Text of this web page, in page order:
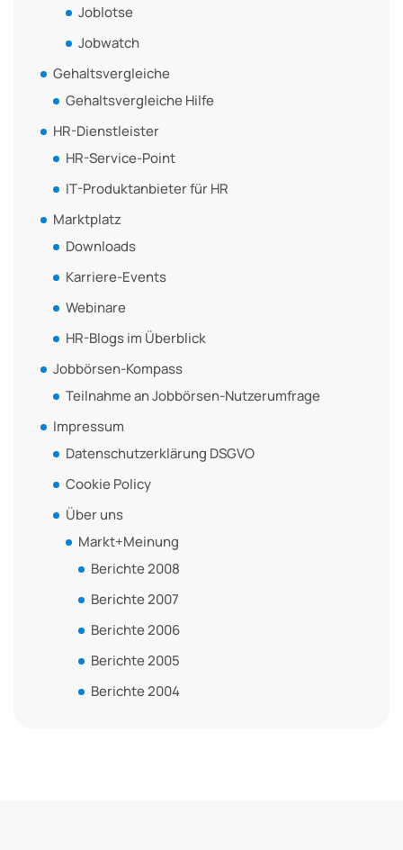
Joblotse
Jobwatch
Gehaltsvergleiche
Gehaltsvergleiche Hilfe
HR-Dienstleister
HR-Service-Point
IT-Produktanbieter für HR
Marktplatz
Downloads
Karriere-Events
Webinare
HR-Blogs im Überblick
Jobbörsen-Kompass
Teilnahme an Jobbörsen-Nutzerumfrage
Impressum
Datenschutzerklärung DSGVO
Cookie Policy
Über uns
Markt+Meinung
Berichte 2008
Berichte 2007
Berichte 2006
Berichte 2005
Berichte 2004